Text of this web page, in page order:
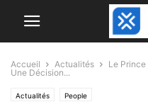
Accueil Actualités
Le
Une Décision...
Actualités People